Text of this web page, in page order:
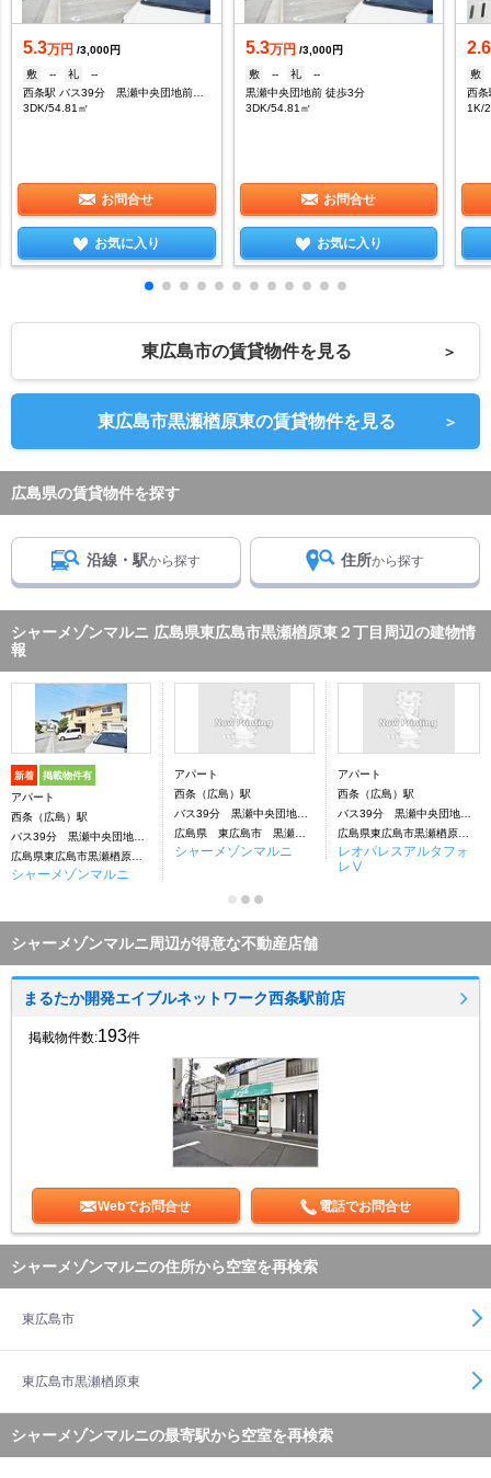
5.3万円 /3,000円
敷
-- 礼
--
3DK/54.81㎡
お問合せ
お気に入り
5.3万円 /3,000円
敷
-- 礼
--
黒瀬中央団地前 徒歩3分
3DK/54.81㎡
お問合せ
お気に入り
2.6
敷
1K/
東広島市の賃貸物件を見る ＞
東広島市黒瀬楢原東の賃貸物件を見る ＞
広島県の賃貸物件を探す
沿線・駅から探す 住所から探す
シャーメゾンマルニ 広島県東広島市黒瀬楢原東２丁目周辺の建物情
報
新着 掲載物件有
アパート
西条（広島）駅
バス39分 黒瀬中央団地前下車：停歩4分
シャーメゾンマルニ
アパート
西条（広島）駅
バス39分 黒瀬中央団地前下車：停歩4分
シャーメゾンマルニ
アパート
西条（広島）駅
バス39分 黒瀬中央団地前下車：停歩4分
レオパレスアルタフォ
レⅤ
シャーメゾンマルニ周辺が得意な不動産店舗
まるたか開発エイブルネットワーク西条駅前店
掲載物件数:193件
Webでお問合せ 電話でお問合せ
シャーメゾンマルニの住所から空室を再検索
東広島市
東広島市黒瀬楢原東
シャーメゾンマルニの最寄駅から空室を再検索